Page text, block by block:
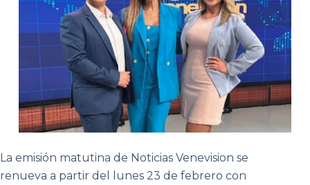
La emisión matutina de Noticias Venevision se
renueva a partir del lunes 23 de febrero con